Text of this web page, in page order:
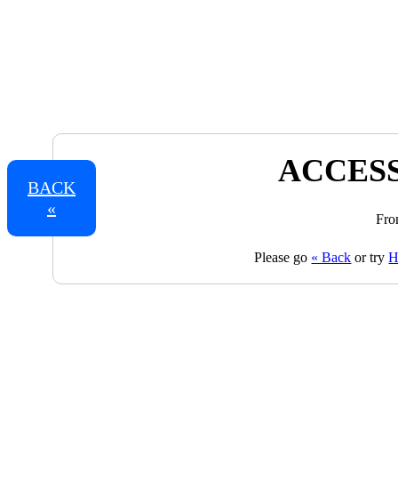
BACK
«
Please go « Back or try